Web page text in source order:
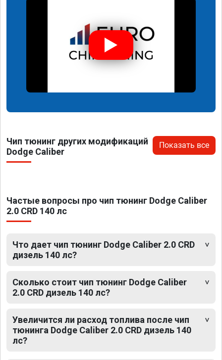
Чип тюнинг других модификаций
Dodge Caliber
Показать все
Частые вопросы про чип тюнинг Dodge Caliber
2.0 CRD 140 лс
Что дает чип тюнинг Dodge Caliber 2.0 CRD
дизель 140 лс?
Сколько стоит чип тюнинг Dodge Caliber
2.0 CRD дизель 140 лс?
Увеличится ли расход топлива после чип
тюнинга Dodge Caliber 2.0 CRD дизель 140
лс?